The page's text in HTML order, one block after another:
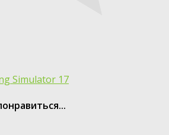
Simulator 17